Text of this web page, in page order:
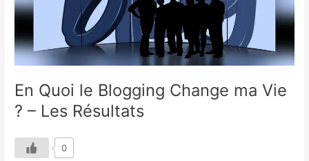
En Quoi le Blogging Change ma Vie
? – Les Résultats
0
ma
?
–
Les
Résultats